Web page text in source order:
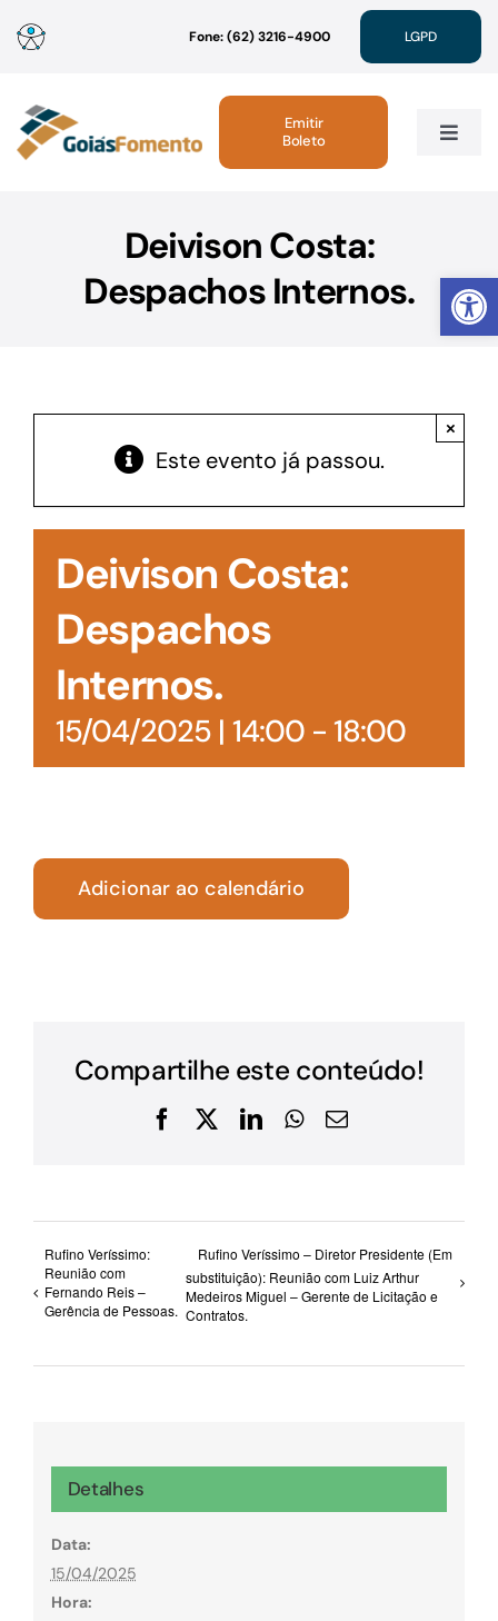
Abrir
para
conteúdo
Fone: (62) 3216-4900 LGPD
Toggle
Linhas de Crédito
Acesso à Informação
Emitir
Boleto
Deivison Costa:
Despachos Internos.
Este evento já passou.
×
Deivison Costa:
Despachos
Internos.
15/04/2025 | 14:00- 18:00
Adicionar ao calendário
Compartilhe este conteúdo!
Facebook
X LinkedInWhatsApp
E-
Rufino Veríssimo:
Reunião com
Fernando Reis –
Gerência de Pessoas.
Rufino Veríssimo – Diretor Presidente (Em
substituição): Reunião com Luiz Arthur
Medeiros Miguel – Gerente de Licitação e
Contratos.
Detalhes
Data:
15/04/2025
Hora: